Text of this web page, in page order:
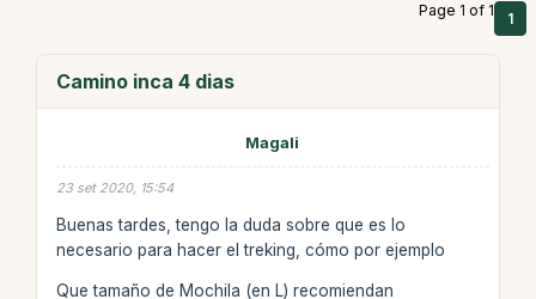
Page 1 of 1 1
Camino inca 4 dias
Magali
23 set 2020, 15:54
Buenas tardes, tengo la duda sobre que es lo
necesario para hacer el treking, cómo por ejemplo
Que tamaño de Mochila (en L) recomiendan